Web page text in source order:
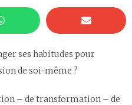
ses habitudes pour
de soi-même ?
– de transformation – de